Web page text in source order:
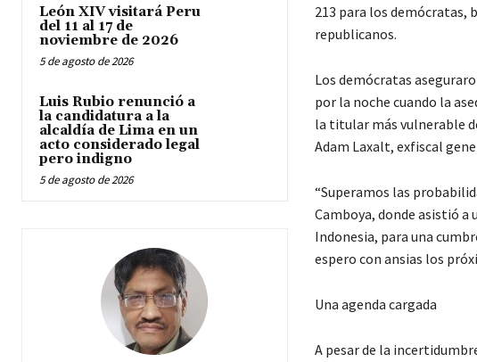
León XIV visitará Peru
del 11 al 17 de
noviembre de 2026
5 de agosto de 2026
Luis Rubio renunció a
la candidatura a la
alcaldía de Lima en un
acto considerado legal
pero indigno
5 de agosto de 2026
213 para los demócratas,
republicanos.
Los demócratas
por la noche cuando la
la titular más vulnerable
Adam Laxalt, exfiscal
“Superamos las
Camboya, donde asistió a
Indonesia, para una
espero con ansias los
Una agenda cargada
A pesar de la